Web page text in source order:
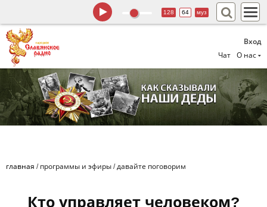
Вход
Чат
О нас
128 64 муз
главная / программы и эфиры / давайте поговорим
Кто управляет человеком?